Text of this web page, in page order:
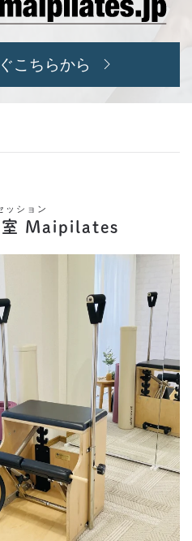
こちらから
ッション
室 Maipilates